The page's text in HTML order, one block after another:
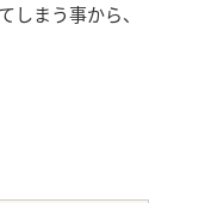
まう事から、